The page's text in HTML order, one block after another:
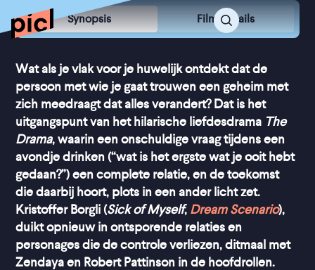
Synopsis Film Details
Wat als je vlak voor je huwelijk ontdekt dat de
persoon met wie je gaat trouwen een geheim met
zich meedraagt dat alles verandert? Dat is het
uitgangspunt van het hilarische liefdesdrama The
Drama, waarin een onschuldige vraag tijdens een
avondje drinken (“wat is het ergste wat je ooit hebt
gedaan?”) een complete relatie, en de toekomst
die daarbij hoort, plots in een ander licht zet.
Kristoffer Borgli (Sick of Myself, Dream Scenario),
duikt opnieuw in ontsporende relaties en
personages die de controle verliezen, ditmaal met
Zendaya en Robert Pattinson in de hoofdrollen.